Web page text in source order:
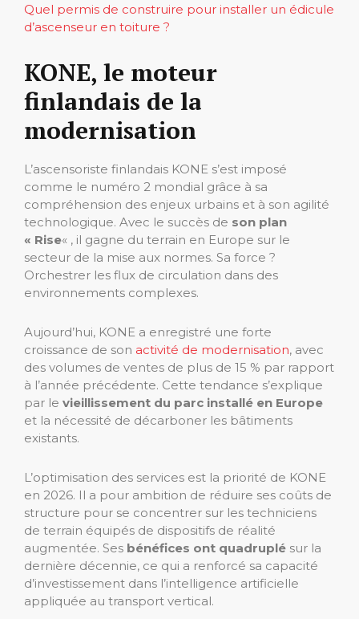
Quel permis de construire pour installer un édicule
d’ascenseur en toiture ?
KONE, le moteur
finlandais de la
modernisation
L’ascensoriste finlandais KONE s’est imposé
comme le numéro 2 mondial grâce à sa
compréhension des enjeux urbains et à son agilité
technologique. Avec le succès de son plan
« Rise« , il gagne du terrain en Europe sur le
secteur de la mise aux normes. Sa force ?
Orchestrer les flux de circulation dans des
environnements complexes.
Aujourd’hui, KONE a enregistré une forte
croissance de son activité de modernisation, avec
des volumes de ventes de plus de 15 % par rapport
à l’année précédente. Cette tendance s’explique
par le vieillissement du parc installé en Europe
et la nécessité de décarboner les bâtiments
existants.
L’optimisation des services est la priorité de KONE
en 2026. Il a pour ambition de réduire ses coûts de
structure pour se concentrer sur les techniciens
de terrain équipés de dispositifs de réalité
augmentée. Ses bénéfices ont quadruplé sur la
dernière décennie, ce qui a renforcé sa capacité
d’investissement dans l’intelligence artificielle
appliquée au transport vertical.